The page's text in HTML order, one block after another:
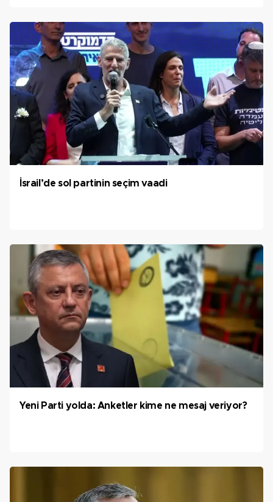
İsrail’de sol partinin seçim vaadi
Yeni Parti yolda: Anketler kime ne mesaj veriyor?